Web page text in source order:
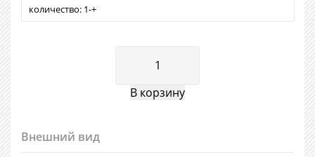
количество: 1 +
Внешний вид